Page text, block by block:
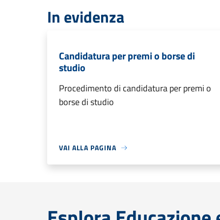
In evidenza
Candidatura per premi o borse di
studio
Procedimento di candidatura per premi o
borse di studio
VAI ALLA PAGINA